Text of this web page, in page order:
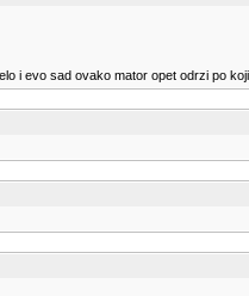
i evo sad ovako mator opet odrzi po